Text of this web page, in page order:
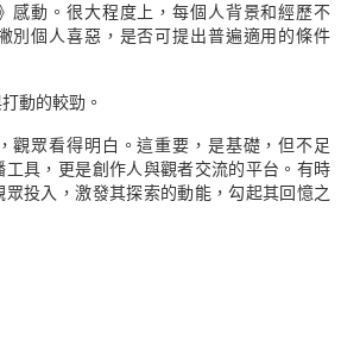
感動。很大程度上，每個人背景和經歷不
別個人喜惡，是否可提出普遍適用的條件
動的較勁。
觀眾看得明白。這重要，是基礎，但不足
具，更是創作人與觀者交流的平台。有時
投入，激發其探索的動能，勾起其回憶之